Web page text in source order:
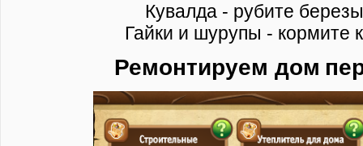
Кувалда - рубите
Гайки и шурупы - кормите
Ремонтируем дом